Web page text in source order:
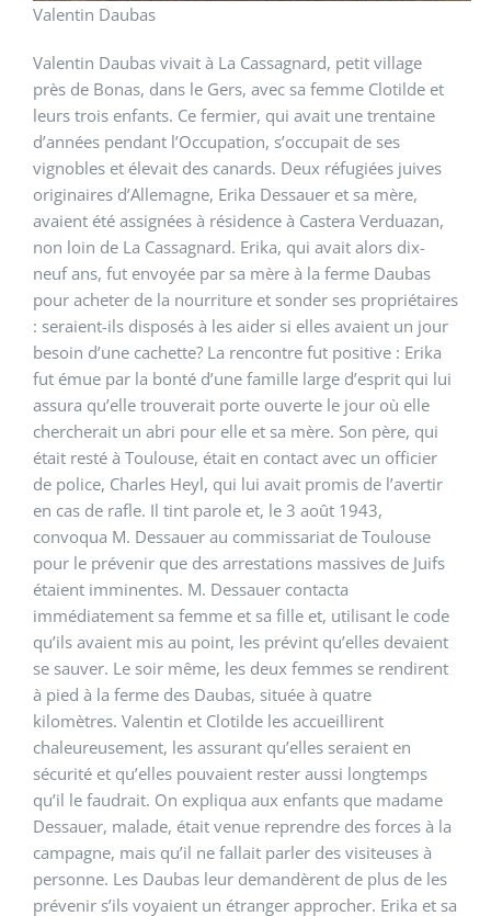
Valentin Daubas
Valentin Daubas vivait à La Cassagnard, petit village
près de Bonas, dans le Gers, avec sa femme Clotilde et
leurs trois enfants. Ce fermier, qui avait une trentaine
d’années pendant l’Occupation, s’occupait de ses
vignobles et élevait des canards. Deux réfugiées juives
originaires d’Allemagne, Erika Dessauer et sa mère,
avaient été assignées à résidence à Castera Verduazan,
non loin de La Cassagnard. Erika, qui avait alors dix-
neuf ans, fut envoyée par sa mère à la ferme Daubas
pour acheter de la nourriture et sonder ses propriétaires
: seraient-ils disposés à les aider si elles avaient un jour
besoin d’une cachette? La rencontre fut positive : Erika
fut émue par la bonté d’une famille large d’esprit qui lui
assura qu’elle trouverait porte ouverte le jour où elle
chercherait un abri pour elle et sa mère. Son père, qui
était resté à Toulouse, était en contact avec un officier
de police, Charles Heyl, qui lui avait promis de l’avertir
en cas de rafle. Il tint parole et, le 3 août 1943,
convoqua M. Dessauer au commissariat de Toulouse
pour le prévenir que des arrestations massives de Juifs
étaient imminentes. M. Dessauer contacta
immédiatement sa femme et sa fille et, utilisant le code
qu’ils avaient mis au point, les prévint qu’elles devaient
se sauver. Le soir même, les deux femmes se rendirent
à pied à la ferme des Daubas, située à quatre
kilomètres. Valentin et Clotilde les accueillirent
chaleureusement, les assurant qu’elles seraient en
sécurité et qu’elles pouvaient rester aussi longtemps
qu’il le faudrait. On expliqua aux enfants que madame
Dessauer, malade, était venue reprendre des forces à la
campagne, mais qu’il ne fallait parler des visiteuses à
personne. Les Daubas leur demandèrent de plus de les
prévenir s’ils voyaient un étranger approcher. Erika et sa